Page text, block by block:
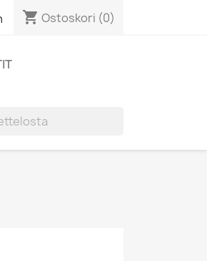
shopping_cart Ostoskori (0)